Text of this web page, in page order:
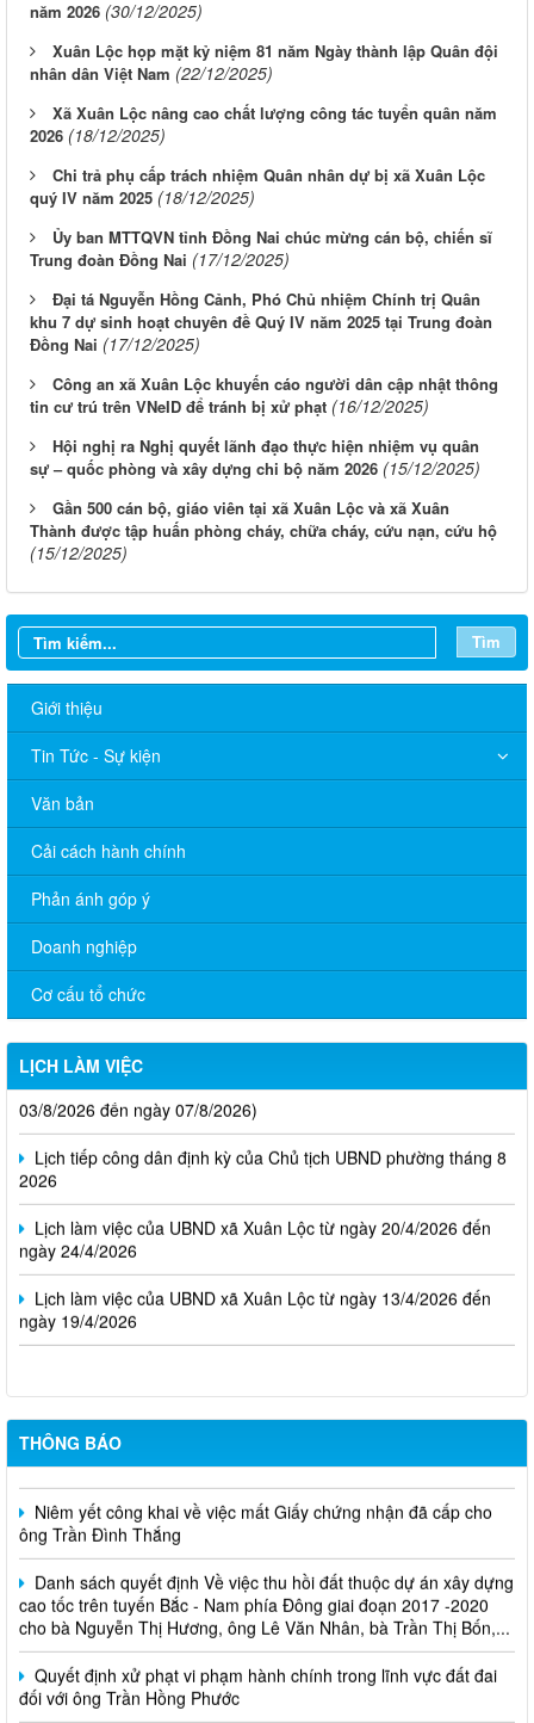
năm 2026 (30/12/2025)
Xuân Lộc họp mặt kỷ niệm 81 năm Ngày thành lập Quân đội
nhân dân Việt Nam (22/12/2025)
Xã Xuân Lộc nâng cao chất lượng công tác tuyển quân năm
2026 (18/12/2025)
Chi trả phụ cấp trách nhiệm Quân nhân dự bị xã Xuân Lộc
quý IV năm 2025 (18/12/2025)
Ủy ban MTTQVN tỉnh Đồng Nai chúc mừng cán bộ, chiến sĩ
Trung đoàn Đồng Nai (17/12/2025)
Đại tá Nguyễn Hồng Cảnh, Phó Chủ nhiệm Chính trị Quân
khu 7 dự sinh hoạt chuyên đề Quý IV năm 2025 tại Trung đoàn
Đồng Nai (17/12/2025)
Công an xã Xuân Lộc khuyến cáo người dân cập nhật thông
tin cư trú trên VNeID để tránh bị xử phạt (16/12/2025)
Hội nghị ra Nghị quyết lãnh đạo thực hiện nhiệm vụ quân
sự – quốc phòng và xây dựng chi bộ năm 2026 (15/12/2025)
Gần 500 cán bộ, giáo viên tại xã Xuân Lộc và xã Xuân
Thành được tập huấn phòng cháy, chữa cháy, cứu nạn, cứu hộ
(15/12/2025)
Tìm
Giới thiệu
Tin Tức - Sự kiện
Văn bản
Cải cách hành chính
Phản ánh góp ý
Doanh nghiệp
Cơ cấu tổ chức
LỊCH LÀM VIỆC
Thông báo Lịch làm việc của UBND phường Xuân Lộc (Từ ngày
03/8/2026 đến ngày 07/8/2026)
Lịch tiếp công dân định kỳ của Chủ tịch UBND phường tháng 8
2026
Lịch làm việc của UBND xã Xuân Lộc từ ngày 20/4/2026 đến
ngày 24/4/2026
Lịch làm việc của UBND xã Xuân Lộc từ ngày 13/4/2026 đến
ngày 19/4/2026
THÔNG BÁO
Cuộc thi trực tuyến tìm hiểu pháp luật năm 2026.
Niêm yết công khai về việc mất Giấy chứng nhận đã cấp cho
ông Trần Đình Thắng
Danh sách quyết định Về việc thu hồi đất thuộc dự án xây dựng
cao tốc trên tuyến Bắc - Nam phía Đông giai đoạn 2017 -2020
cho bà Nguyễn Thị Hương, ông Lê Văn Nhân, bà Trần Thị Bốn,...
Quyết định xử phạt vi phạm hành chính trong lĩnh vực đất đai
đối với ông Trần Hồng Phước